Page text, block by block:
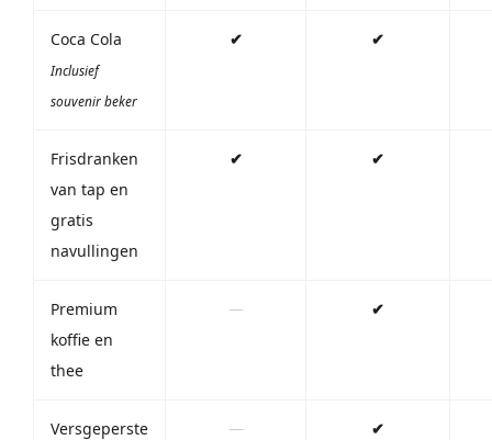
Coca Cola
Inclusief
souvenir beker
✔ ✔
Frisdranken
van tap en
gratis
navullingen
✔ ✔
Premium
koffie en
thee
— ✔
Versgeperste
— ✔